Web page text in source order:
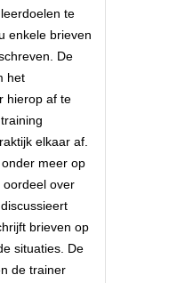
te
enkele brieven
De
het
hierop af te
elkaar af.
meer op
oordeel over
brieven op
situaties. De
de trainer